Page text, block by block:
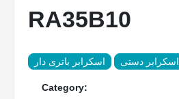
RA35B10
اسکرابر باتری دار اسکرابر دستی
Category: